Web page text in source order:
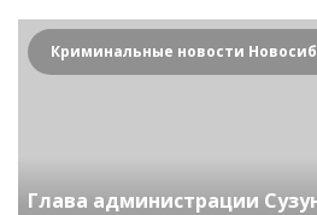
Глава администрации